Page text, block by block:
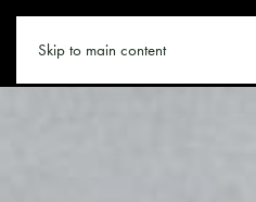
Skip to main content
MOTORRADHOTELS.CO